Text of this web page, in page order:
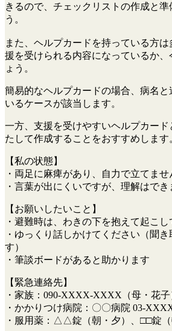
きるので、チェックリストの作成と準
う。
また、ヘルプカードを持っている方
援を受けられる内容になっているか
ょう。
簡易的なヘルプカードの場合、病名
いるケースが該当します。
一方、支援を受けやすいヘルプカー
たして作成することをおすすめします
【私の状態】
・両足に麻痺があり、自力で立てませ
・言葉が出にくいですが、理解はでき
【お願いしたいこと】
・避難時は、わきの下を抱えて起こ
・ゆっくり話しかけてください（聞
す）
・筆談ボードがあると助かります
【緊急連絡先】
・家族：090-XXXX-XXXX（母・花子
・かかりつけ病院：〇〇病院 03-
・服用薬：△△錠（朝・夕）、□□錠（